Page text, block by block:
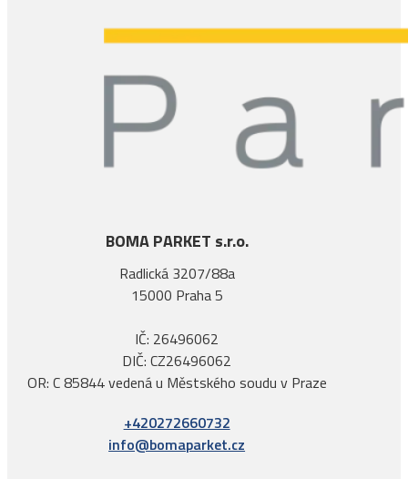
BOMA PARKET s.r.o.
Radlická 3207/88a
15000 Praha 5
IČ: 26496062
DIČ: CZ26496062
OR: C 85844 vedená u Městského soudu v Praze
+420272660732
info@bomaparket.cz